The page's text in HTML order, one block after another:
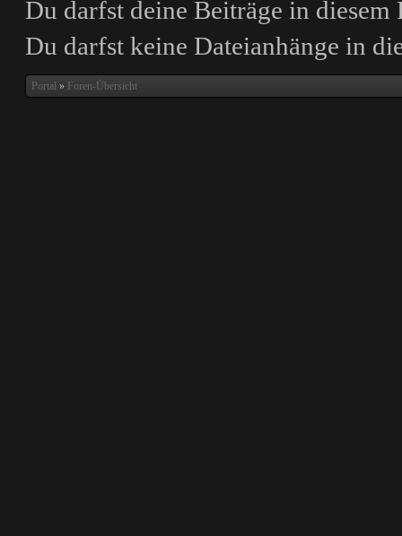
Du darfst deine Beiträge in
Du darfst keine Dateianhänge in
Portal » Foren-Übersicht